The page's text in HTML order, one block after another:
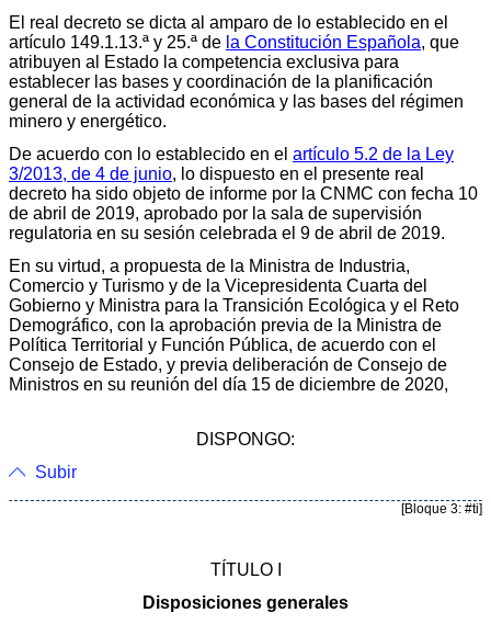
El real decreto se dicta al amparo de lo establecido en el
artículo 149.1.13.ª y 25.ª de la Constitución Española, que
atribuyen al Estado la competencia exclusiva para
establecer las bases y coordinación de la planificación
general de la actividad económica y las bases del régimen
minero y energético.
De acuerdo con lo establecido en el artículo 5.2 de la Ley
3/2013, de 4 de junio, lo dispuesto en el presente real
decreto ha sido objeto de informe por la CNMC con fecha 10
de abril de 2019, aprobado por la sala de supervisión
regulatoria en su sesión celebrada el 9 de abril de 2019.
En su virtud, a propuesta de la Ministra de Industria,
Comercio y Turismo y de la Vicepresidenta Cuarta del
Gobierno y Ministra para la Transición Ecológica y el Reto
Demográfico, con la aprobación previa de la Ministra de
Política Territorial y Función Pública, de acuerdo con el
Consejo de Estado, y previa deliberación de Consejo de
Ministros en su reunión del día 15 de diciembre de 2020,
DISPONGO:
Subir
[Bloque 3: #ti]
TÍTULO I
Disposiciones generales